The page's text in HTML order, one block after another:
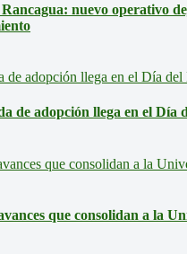
nuevo operativo
de adopción llega en el Día
que consolidan a la